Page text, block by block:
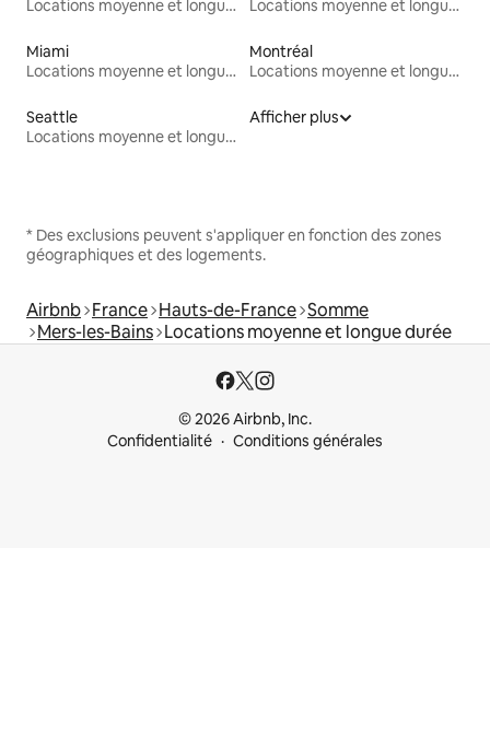
Locations moyenne et longue durée Locations moyenne et longue durée
Miami
Locations moyenne et longue durée
Montréal
Locations moyenne et longue durée
Seattle
Locations moyenne et longue durée
Afficher plus
* Des exclusions peuvent s'appliquer en fonction des zones
géographiques et des logements.
Airbnb France Hauts-de-France Somme
Mers-les-Bains Locations moyenne et longue durée
© 2026 Airbnb, Inc.
Confidentialité
Conditions générales